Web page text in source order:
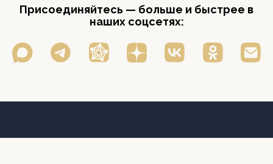
Присоединяйтесь — больше и быстрее в
наших соцсетях: